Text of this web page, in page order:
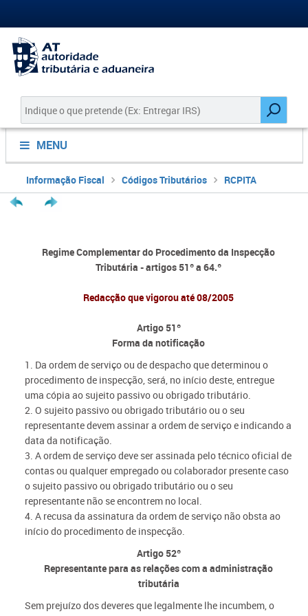
MENU
Informação Fiscal Códigos Tributários RCPITA
Regime Complementar do Procedimento da Inspecção
Tributária -artigos 51º a 64.º
Redacção que vigorou até 08/2005
Artigo 51º
Forma da notificação
1. Da ordem de serviço ou de despacho que determinou o
procedimento de inspecção, será, no início deste, entregue
uma cópia ao sujeito passivo ou obrigado tributário.
2. O sujeito passivo ou obrigado tributário ou o seu
representante devem assinar a ordem de serviço e indicando a
data da notificação.
3. A ordem de serviço deve ser assinada pelo técnico oficial de
contas ou qualquer empregado ou colaborador presente caso
o sujeito passivo ou obrigado tributário ou o seu
representante não se encontrem no local.
4. A recusa da assinatura da ordem de serviço não obsta ao
início do procedimento de inspecção.
Artigo 52º
Representante para as relações com a administração
tributária
Sem prejuízo dos deveres que legalmente lhe incumbem, o